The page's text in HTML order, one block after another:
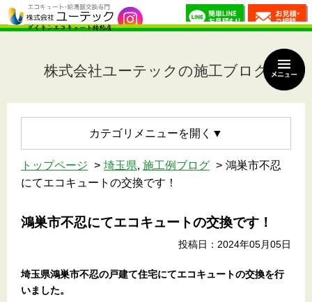
株式会社ユーテックの施工ブログ
カテゴリメニュー
トップページ 埼玉県, 施工例ブログ
鴻巣市不忍
にてエコキュートの交換です！
鴻巣市不忍にてエコキュートの交換です！
投稿日：2024年05月05日
埼玉県鴻巣市不忍の戸建て住宅にてエコキュートの交換を行
いました。